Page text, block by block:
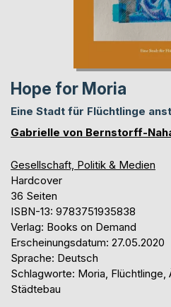
Hope for Moria
Eine Stadt für Flüchtlinge
Gabrielle von Bernstorff-
Gesellschaft, Politik & Medien
Hardcover
36 Seiten
ISBN-13: 9783751935838
Verlag: Books on Demand
Erscheinungsdatum: 27.05.2020
Sprache: Deutsch
Schlagworte: Moria, Flüchtlinge,
Städtebau